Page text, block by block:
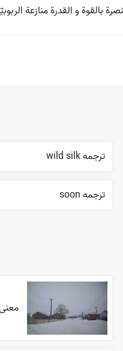
بالقوة و القدرة منازعة
ترجمه wild silk
ترجمه soon